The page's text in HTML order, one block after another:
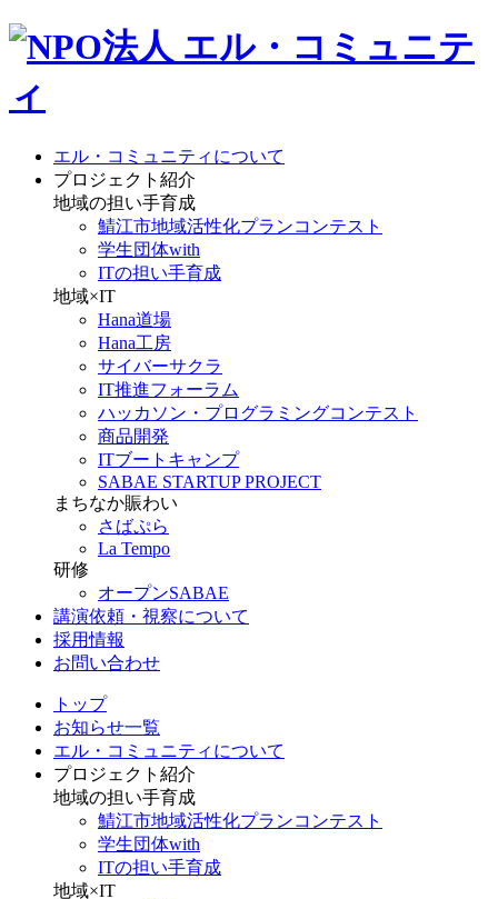
エル・コミュニティについて
プロジェクト紹介
地域の担い手育成
鯖江市地域活性化プランコンテスト
学生団体with
ITの担い手育成
地域×IT
Hana道場
Hana工房
サイバーサクラ
IT推進フォーラム
ハッカソン・プログラミングコンテスト
商品開発
ITブートキャンプ
SABAE STARTUP PROJECT
まちなか賑わい
さばぷら
La Tempo
研修
オープンSABAE
講演依頼・視察について
採用情報
お問い合わせ
トップ
お知らせ一覧
エル・コミュニティについて
プロジェクト紹介
地域の担い手育成
鯖江市地域活性化プランコンテスト
学生団体with
ITの担い手育成
地域×IT